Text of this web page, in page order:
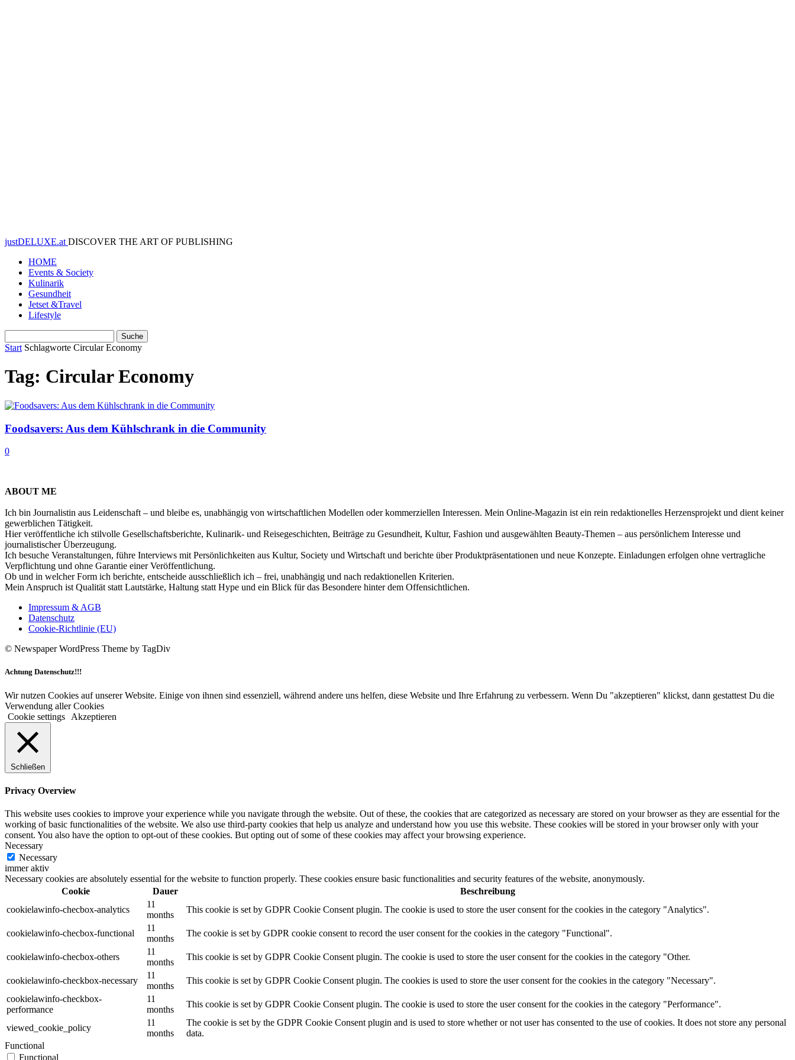
justDELUXE.at DISCOVER THE ART OF PUBLISHING
HOME
Events & Society
Kulinarik
Gesundheit
Jetset &Travel
Lifestyle
Start Schlagworte Circular Economy
Tag: Circular Economy
Foodsavers: Aus dem Kühlschrank in die Community
0
ABOUT ME
Ich bin Journalistin aus Leidenschaft – und bleibe es, unabhängig von wirtschaftlichen Modellen oder kommerziellen Interessen. Mein Online-Magazin ist ein rein redaktionelles Herzensprojekt und dient keiner
gewerblichen Tätigkeit.
Hier veröffentliche ich stilvolle Gesellschaftsberichte, Kulinarik- und Reisegeschichten, Beiträge zu Gesundheit, Kultur, Fashion und ausgewählten Beauty-Themen – aus persönlichem Interesse und
journalistischer Überzeugung.
Ich besuche Veranstaltungen, führe Interviews mit Persönlichkeiten aus Kultur, Society und Wirtschaft und berichte über Produktpräsentationen und neue Konzepte. Einladungen erfolgen ohne vertragliche
Verpflichtung und ohne Garantie einer Veröffentlichung.
Ob und in welcher Form ich berichte, entscheide ausschließlich ich – frei, unabhängig und nach redaktionellen Kriterien.
Mein Anspruch ist Qualität statt Lautstärke, Haltung statt Hype und ein Blick für das Besondere hinter dem Offensichtlichen.
Impressum & AGB
Datenschutz
Cookie-Richtlinie (EU)
© Newspaper WordPress Theme by TagDiv
Achtung Datenschutz!!!
Wir nutzen Cookies auf unserer Website. Einige von ihnen sind essenziell, während andere uns helfen, diese Website und Ihre Erfahrung zu verbessern. Wenn Du "akzeptieren" klickst, dann gestattest Du die
Verwendung aller Cookies
Cookie settings
Akzeptieren
Schließen
Privacy Overview
This website uses cookies to improve your experience while you navigate through the website. Out of these, the cookies that are categorized as necessary are stored on your browser as they are essential for the
working of basic functionalities of the website. We also use third-party cookies that help us analyze and understand how you use this website. These cookies will be stored in your browser only with your
consent. You also have the option to opt-out of these cookies. But opting out of some of these cookies may affect your browsing experience.
Necessary
Necessary
immer aktiv
Necessary cookies are absolutely essential for the website to function properly. These cookies ensure basic functionalities and security features of the website, anonymously.
Cookie
Dauer
Beschreibung
cookielawinfo-checbox-analytics
11
months
This cookie is set by GDPR Cookie Consent plugin. The cookie is used to store the user consent for the cookies in the category "Analytics".
cookielawinfo-checbox-functional
11
months
The cookie is set by GDPR cookie consent to record the user consent for the cookies in the category "Functional".
cookielawinfo-checbox-others
11
months
This cookie is set by GDPR Cookie Consent plugin. The cookie is used to store the user consent for the cookies in the category "Other.
cookielawinfo-checkbox-necessary
11
months
This cookie is set by GDPR Cookie Consent plugin. The cookies is used to store the user consent for the cookies in the category "Necessary".
cookielawinfo-checkbox-
performance
11
months
This cookie is set by GDPR Cookie Consent plugin. The cookie is used to store the user consent for the cookies in the category "Performance".
viewed_cookie_policy
11
months
The cookie is set by the GDPR Cookie Consent plugin and is used to store whether or not user has consented to the use of cookies. It does not store any personal
data.
Functional
Functional